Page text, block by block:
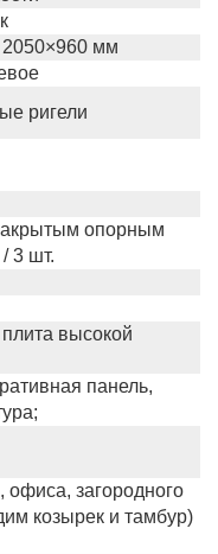
мм
ригели
опорным
3 шт.
высокой
панель,
офиса, загородного
козырек и тамбур)